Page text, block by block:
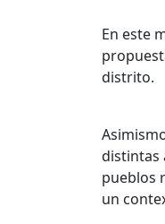
En este
distrito.
distintas
pueblos
un